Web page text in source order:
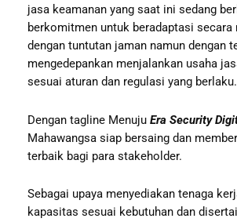
jasa keamanan yang saat ini sedang
berkomitmen untuk beradaptasi secara
dengan tuntutan jaman namun dengan
mengedepankan menjalankan usaha
sesuai aturan dan regulasi yang berlaku.
Dengan tagline Menuju Era Security
Mahawangsa siap bersaing dan
terbaik bagi para stakeholder.
Sebagai upaya menyediakan tenaga
kapasitas sesuai kebutuhan dan